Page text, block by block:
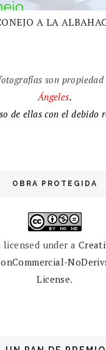
A LA
son propiedad
Ángeles.
de ellas con el debido
OBRA PROTEGIDA
under a
License.